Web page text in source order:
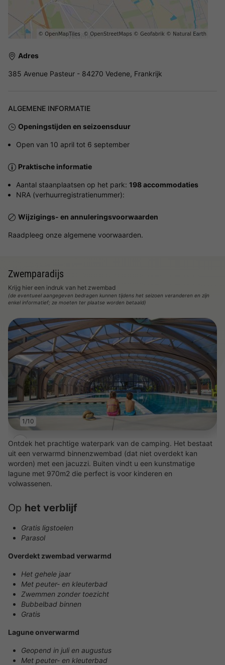
Adres
385 Avenue Pasteur - 84270 Vedene, Frankrijk
ALGEMENE INFORMATIE
Openingstijden en seizoensduur
Open van 10 april tot 6 september
Praktische informatie
Aantal staanplaatsen op het park: 198 accommodaties
NRA (verhuurregistratienummer):
Wijzigings- en annuleringsvoorwaarden
Raadpleeg onze algemene voorwaarden.
Zwemparadijs
Krijg hier een indruk van het zwembad
(de eventueel aangegeven bedragen kunnen tijdens het seizoen veranderen en zijn
enkel informatief; ze moeten ter plaatse worden betaald)
1/10
Ontdek het prachtige waterpark van de camping. Het bestaat
uit een verwarmd binnenzwembad (dat niet overdekt kan
worden) met een jacuzzi. Buiten vindt u een kunstmatige
lagune met 970m2 die perfect is voor kinderen en
volwassenen.
Op het verblijf
Gratis ligstoelen
Parasol
Overdekt zwembad verwarmd
Het gehele jaar
Met peuter- en kleuterbad
Zwemmen zonder toezicht
Bubbelbad binnen
Gratis
Lagune onverwarmd
Geopend in juli en augustus
Met peuter- en kleuterbad